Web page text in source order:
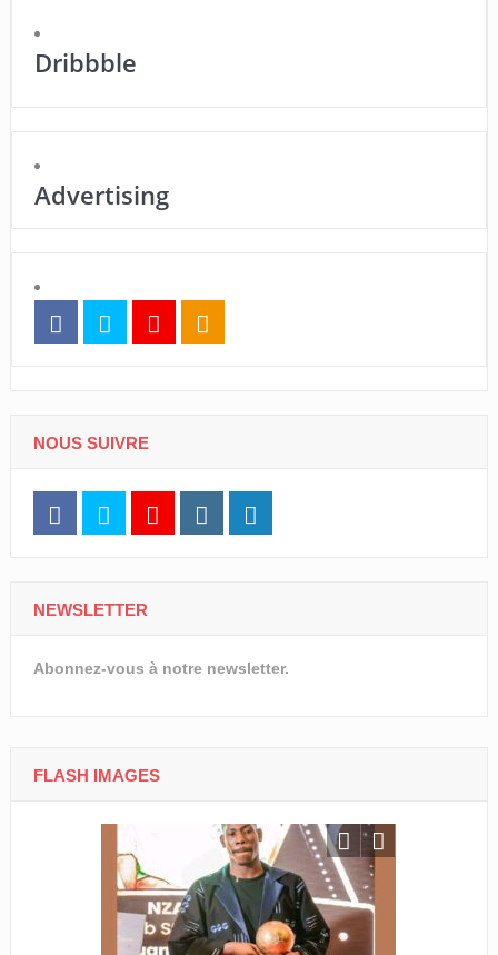
Dribbble
Advertising
NOUS SUIVRE
NEWSLETTER
Abonnez-vous à notre newsletter.
FLASH IMAGES